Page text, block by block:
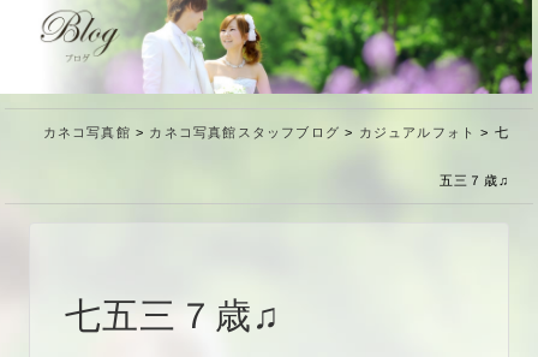
カネコ写真館 > カネコ写真館スタッフブログ > カジュアルフォト > 七
五三７歳♫
七五三７歳♫